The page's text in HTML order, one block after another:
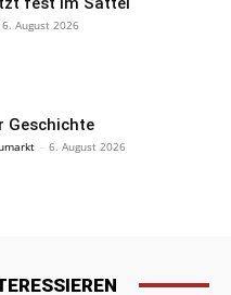
6. August 2026
Geschichte
- 6. August 2026